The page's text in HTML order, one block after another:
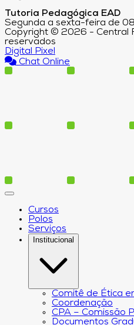
Tutoria Pedagógica EAD
Segunda a sexta-feira de
Copyright © 2026 - Central
reservados
Digital Pixel
Chat Online
Cursos
Polos
Serviços
Institucional
Comitê de Ética
Coordenação
CPA – Comissão
Documentos